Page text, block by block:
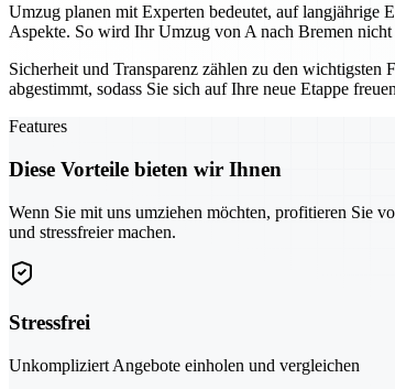
Umzug planen mit Experten bedeutet, auf langjährige
Aspekte. So wird Ihr Umzug von A nach Bremen
Sicherheit und Transparenz zählen zu den
abgestimmt, sodass Sie sich auf Ihre neue Etappe
Features
Diese Vorteile bieten wir Ihnen
Wenn Sie mit uns umziehen möchten, profitieren Sie
und stressfreier machen.
Stressfrei
Unkompliziert Angebote einholen und vergleichen